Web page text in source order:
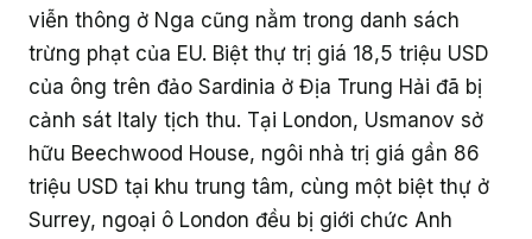
viễn thông ở Nga cũng nằm trong danh sách
trừng phạt của EU. Biệt thự trị giá 18,5 triệu USD
của ông trên đảo Sardinia ở Địa Trung Hải đã bị
cảnh sát Italy tịch thu. Tại London, Usmanov sở
hữu Beechwood House, ngôi nhà trị giá gần 86
triệu USD tại khu trung tâm, cùng một biệt thự ở
Surrey, ngoại ô London đều bị giới chức Anh